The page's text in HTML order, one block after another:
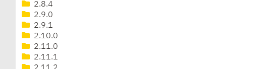
2.8.4
2.9.0
2.9.1
2.10.0
2.11.0
2.11.1